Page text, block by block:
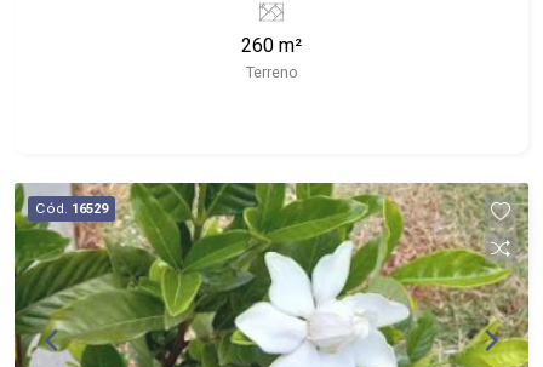
câmeras; - Terreno Aclive; - Localizado próximo a
Picanha Fatiada Grill, Restaurante da Tulha, Kauai
Sports Restaurante, Cenourão, Cervejaria
House Bonfim.
260 m²
Terreno
Cód. 16529